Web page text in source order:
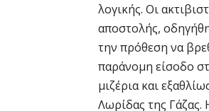
λογικής. Οι
αποστολής,
την πρόθεση να
παράνομη είσοδο
μιζέρια και
Λωρίδας της